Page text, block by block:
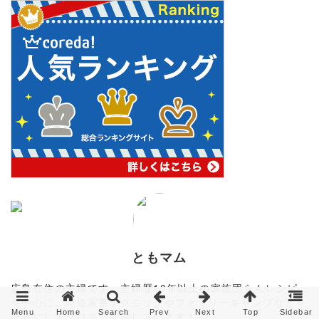
ともマム
広島在住の主婦です。主婦歴10年以上の家族団らんレシピ
を中心に、時短家事テクニックやファミリーキャンプなどを
記事にしてブログで配信しています！
Menu Home Search Prev Next Top Sidebar